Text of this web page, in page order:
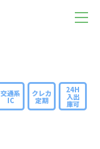
交通系
IC
クレカ
定期
24H
入出
庫可